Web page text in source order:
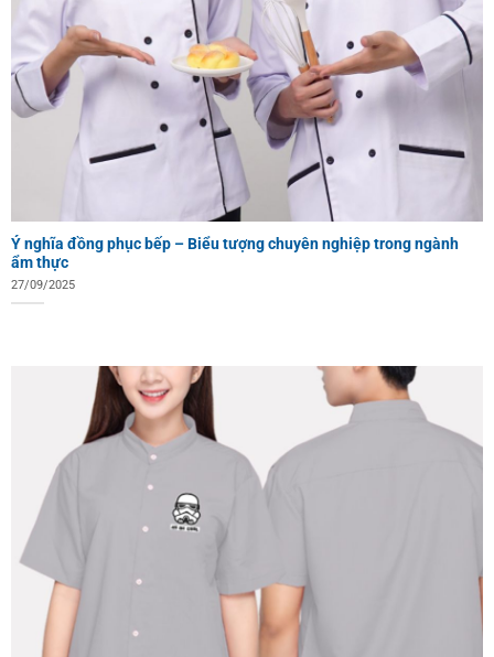
Ý nghĩa đồng phục bếp – Biểu tượng chuyên nghiệp trong ngành
ẩm thực
27/09/2025